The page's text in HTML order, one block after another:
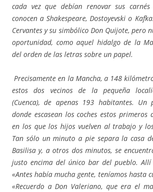
cada vez que debían renovar sus
conocen a Shakespeare, Dostoyevski o
Cervantes y su simbólico Don Quijote, pero
oportunidad, como aquel hidalgo de la
del orden de las letras sobre un papel.
Precisamente en la Mancha, a 148
estos dos vecinos de la pequeña
(Cuenca), de apenas 193 habitantes. Un
donde escasean los coches estos primeros
en los que los hijos vuelven al trabajo y
Tan sólo un minuto a pie separa la casa
Basilisa y, a otros dos minutos, se
justo encima del único bar del pueblo. Allí
«Antes había mucha gente, teníamos hasta
«Recuerdo a Don Valeriano, que era el